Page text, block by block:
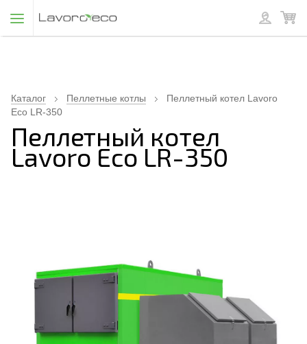
Каталог Пеллетные котлы
Пеллетный котел Lavoro
Eco LR-350
Пеллетный котел
Lavoro Eco LR-350